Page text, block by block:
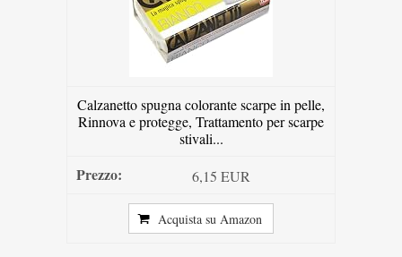
Calzanetto spugna colorante scarpe in pelle,
Rinnova e protegge, Trattamento per scarpe
stivali...
6,15 EUR
Acquista su Amazon